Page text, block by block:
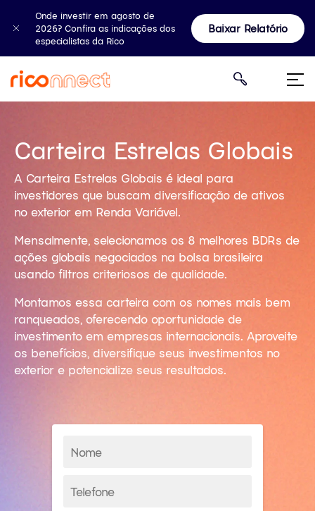
Onde investir em agosto de
2026? Confira as indicações dos
especialistas da Rico
Baixar Relatório
Carteira Estrelas Globais
A Carteira Estrelas Globais é ideal para
investidores que buscam diversificação de ativos
no exterior em Renda Variável.
Mensalmente, selecionamos os 8 melhores BDRs de
ações globais negociados na bolsa brasileira
usando filtros criteriosos de qualidade.
Montamos essa carteira com os nomes mais bem
ranqueados, oferecendo oportunidade de
investimento em empresas internacionais. Aproveite
os benefícios, diversifique seus investimentos no
exterior e potencialize seus resultados.